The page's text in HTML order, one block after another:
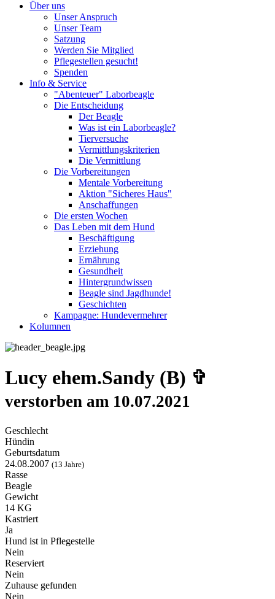
Über uns
Unser Anspruch
Unser Team
Satzung
Werden Sie Mitglied
Pflegestellen gesucht!
Spenden
Info & Service
"Abenteuer" Laborbeagle
Die Entscheidung
Der Beagle
Was ist ein Laborbeagle?
Tierversuche
Vermittlungskriterien
Die Vermittlung
Die Vorbereitungen
Mentale Vorbereitung
Aktion "Sicheres Haus"
Anschaffungen
Die ersten Wochen
Das Leben mit dem Hund
Beschäftigung
Erziehung
Ernährung
Gesundheit
Hintergrundwissen
Beagle sind Jagdhunde!
Geschichten
Kampagne: Hundevermehrer
Kolumnen
Lucy ehem.Sandy (B) ✞
verstorben am 10.07.2021
Geschlecht
Hündin
Geburtsdatum
24.08.2007 (13 Jahre)
Rasse
Beagle
Gewicht
14 KG
Kastriert
Ja
Hund ist in Pflegestelle
Nein
Reserviert
Nein
Zuhause gefunden
Nein